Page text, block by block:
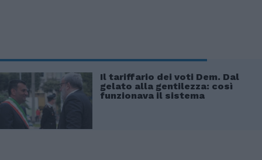
Il tariffario dei voti Dem. Dal
gelato alla gentilezza: così
funzionava il sistema